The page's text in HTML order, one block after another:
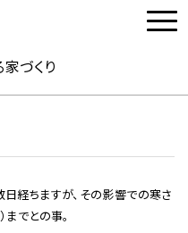
づくり
経ちますが、その影響での寒さ
でとの事。